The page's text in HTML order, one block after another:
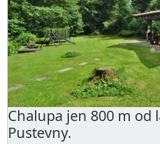
Chalupa jen 800 m od
Pustevny.